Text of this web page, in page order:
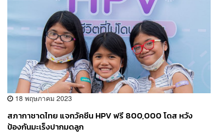
18 พฤษภาคม 2023
สภากาชาดไทย แจกวัคซีน HPV ฟรี 800,000 โดส หวัง
ป้องกันมะเร็งปากมดลูก